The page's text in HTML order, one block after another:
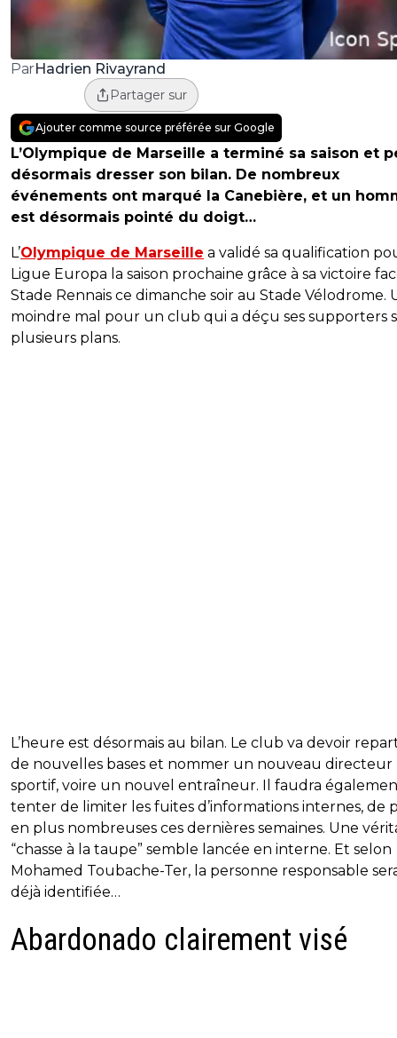
ParHadrien Rivayrand
Partager sur
Ajouter comme source préférée sur Google
L’Olympique de Marseille a terminé sa saison et
désormais dresser son bilan. De nombreux
événements ont marqué la Canebière, et un
est désormais pointé du doigt…
L’Olympique de Marseille a validé sa qualification
Ligue Europa la saison prochaine grâce à sa victoire
Stade Rennais ce dimanche soir au Stade Vélodrome.
moindre mal pour un club qui a déçu ses supporters
plusieurs plans.
L’heure est désormais au bilan. Le club va devoir
de nouvelles bases et nommer un nouveau directeur
sportif, voire un nouvel entraîneur. Il faudra
tenter de limiter les fuites d’informations internes, de
en plus nombreuses ces dernières semaines. Une
“chasse à la taupe” semble lancée en interne. Et selon
Mohamed Toubache-Ter, la personne responsable
déjà identifiée…
Abardonado clairement visé